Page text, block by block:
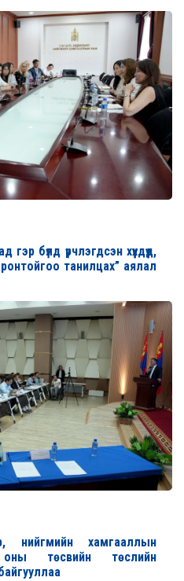
бүлд үрчлэгдсэн хүүхдүүд,
танилцах” аялал
нийгмийн хамгааллын
төсвийн төслийн